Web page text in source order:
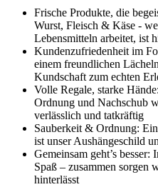
Frische Produkte, die
Wurst, Fleisch & Käse -
Lebensmitteln arbeitet, ist
Kundenzufriedenheit im
einem freundlichen
Kundschaft zum echten
Volle Regale, starke
Ordnung und Nachschub
verlässlich und tatkräftig
Sauberkeit & Ordnung:
ist unser Aushängeschild
Gemeinsam geht’s besser:
Spaß – zusammen
hinterlässt